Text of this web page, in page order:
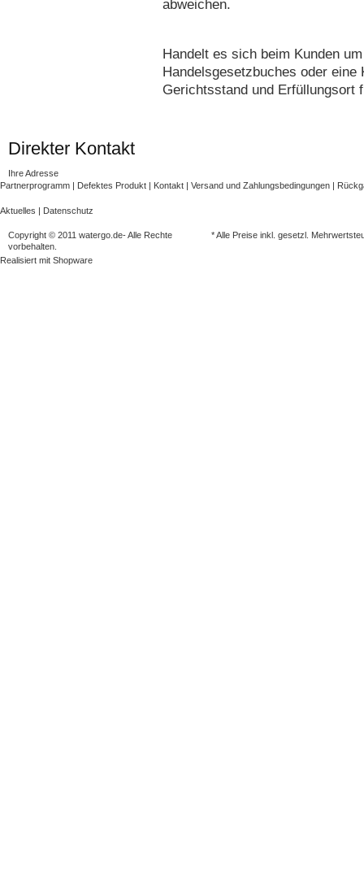
abweichen.
Handelt es sich beim Kunden
Handelsgesetzbuches oder
Gerichtsstand und Erfüllungsort
Direkter Kontakt
Ihre Adresse
Partnerprogramm | Defektes Produkt | Kontakt | Versand und Zahlungsbedingungen |
Aktuelles | Datenschutz
Copyright © 2011 watergo.de- Alle Rechte
vorbehalten.
* Alle Preise inkl. gesetzl.
Realisiert mit Shopware